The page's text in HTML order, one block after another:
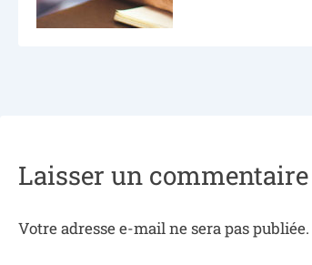
Laisser un commentaire
Votre adresse e-mail ne sera pas publiée.